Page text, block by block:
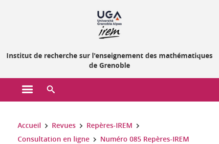
Institut de recherche sur l'enseignement des mathématiques
de Grenoble
Ouvrir le menu principal
Vous êtes ici :
Accueil Revues
Repères-IREM
Consultation en ligne
Numéro 085 Repères-IREM